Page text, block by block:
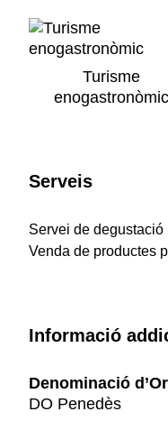
Turisme
enogastronòmic
Serveis
Servei de degustació
Venda de productes
Informació
Denominació
DO Penedès